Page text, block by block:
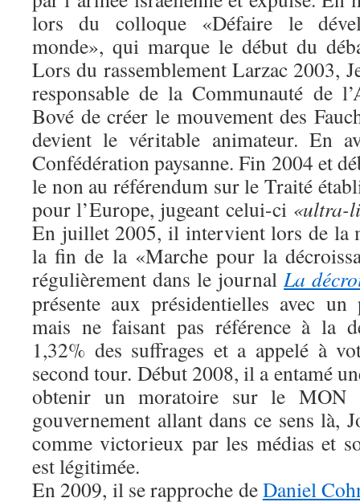
lors du colloque «Défaire le
monde», qui marque le début du
Lors du rassemblement Larzac 2003,
responsable de la Communauté de
Bové de créer le mouvement des
devient le véritable animateur. En
Confédération paysanne. Fin 2004 et
le non au référendum sur le Traité
pour l’Europe, jugeant celui-ci «ultra-
En juillet 2005, il intervient lors de la
la fin de la «Marche pour la
régulièrement dans le journalLa
présente aux présidentielles avec
mais ne faisant pas référence à la
1,32% des suffrages et a appelé à
second tour. Début 2008, il a entamé
obtenir un moratoire sur le MON
gouvernement allant dans ce sens là,
comme victorieux par les médias et
est légitimée.
En 2009, il se rapproche deDaniel